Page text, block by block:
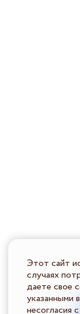
Этот сайт
случаях
даете свое
указанными
несогласия